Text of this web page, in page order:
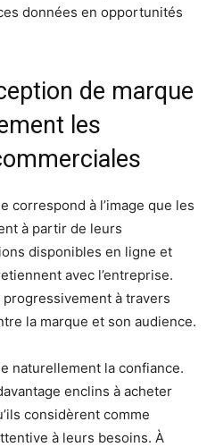
données en opportunités
de marque
les
correspond à l’image que les
à partir de leurs
disponibles en ligne et
avec l’entreprise.
à travers
la marque et son audience.
naturellement la confiance.
enclins à acheter
considèrent comme
à leurs besoins. À